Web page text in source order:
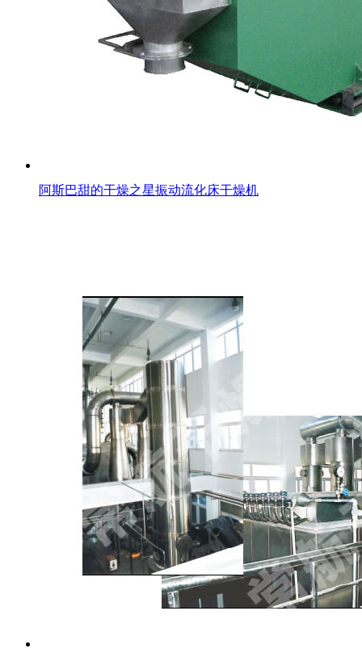
阿斯巴甜的干燥之星振动流化床干燥机